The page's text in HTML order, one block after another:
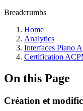
Breadcrumbs
Home
Analytics
Interfaces Piano
Certification
On this Page
Création et